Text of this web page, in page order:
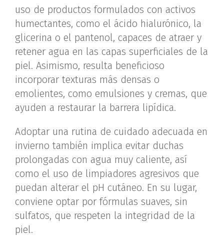
uso de productos formulados con activos
humectantes, como el ácido hialurónico, la
glicerina o el pantenol, capaces de atraer y
retener agua en las capas superficiales de la
piel. Asimismo, resulta beneficioso
incorporar texturas más densas o
emolientes, como emulsiones y cremas, que
ayuden a restaurar la barrera lipídica.
Adoptar una rutina de cuidado adecuada en
invierno también implica evitar duchas
prolongadas con agua muy caliente, así
como el uso de limpiadores agresivos que
puedan alterar el pH cutáneo. En su lugar,
conviene optar por fórmulas suaves, sin
sulfatos, que respeten la integridad de la
piel.